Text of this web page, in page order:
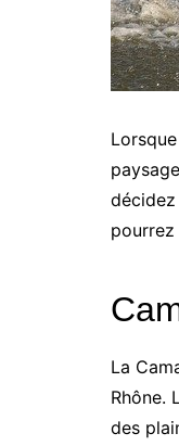
décidez
La
Rhône.
des